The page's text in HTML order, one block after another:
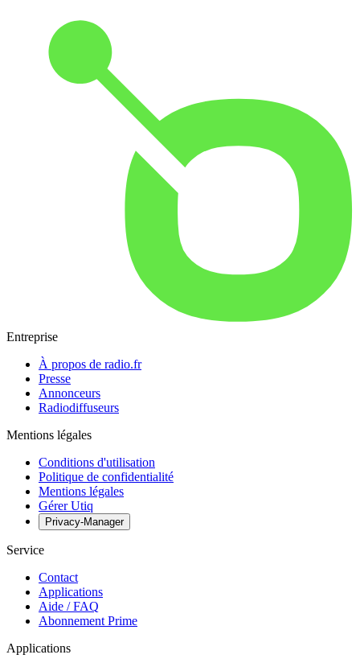
Entreprise
À propos de radio.fr
Presse
Annonceurs
Radiodiffuseurs
Mentions légales
Conditions d'utilisation
Politique de confidentialité
Mentions légales
Gérer Utiq
Privacy-Manager
Service
Contact
Applications
Aide / FAQ
Abonnement Prime
Applications